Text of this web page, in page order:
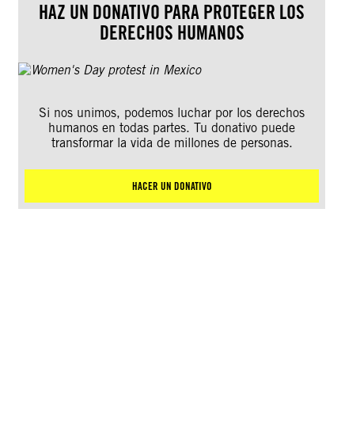
HAZ UN DONATIVO PARA PROTEGER LOS
DERECHOS HUMANOS
Si nos unimos, podemos luchar por los derechos
humanos en todas partes. Tu donativo puede
transformar la vida de millones de personas.
HACER UN DONATIVO